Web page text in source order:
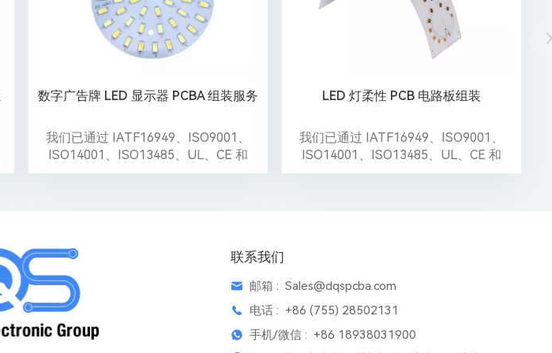
数字广告牌 LED 显示器 PCBA 组装服务
我们已通过 IATF16949、ISO9001、
ISO14001、ISO13485、UL、CE 和
Reach 认证。
LED 灯柔性 PCB 电路板组装
我们已通过 IATF16949、ISO9001、
ISO14001、ISO13485、UL、CE 和
Reach 认证。
联系我们
邮箱 :Sales@dqspcba.com
电话 : +86 (755) 28502131
手机/微信 : +86 18938031900